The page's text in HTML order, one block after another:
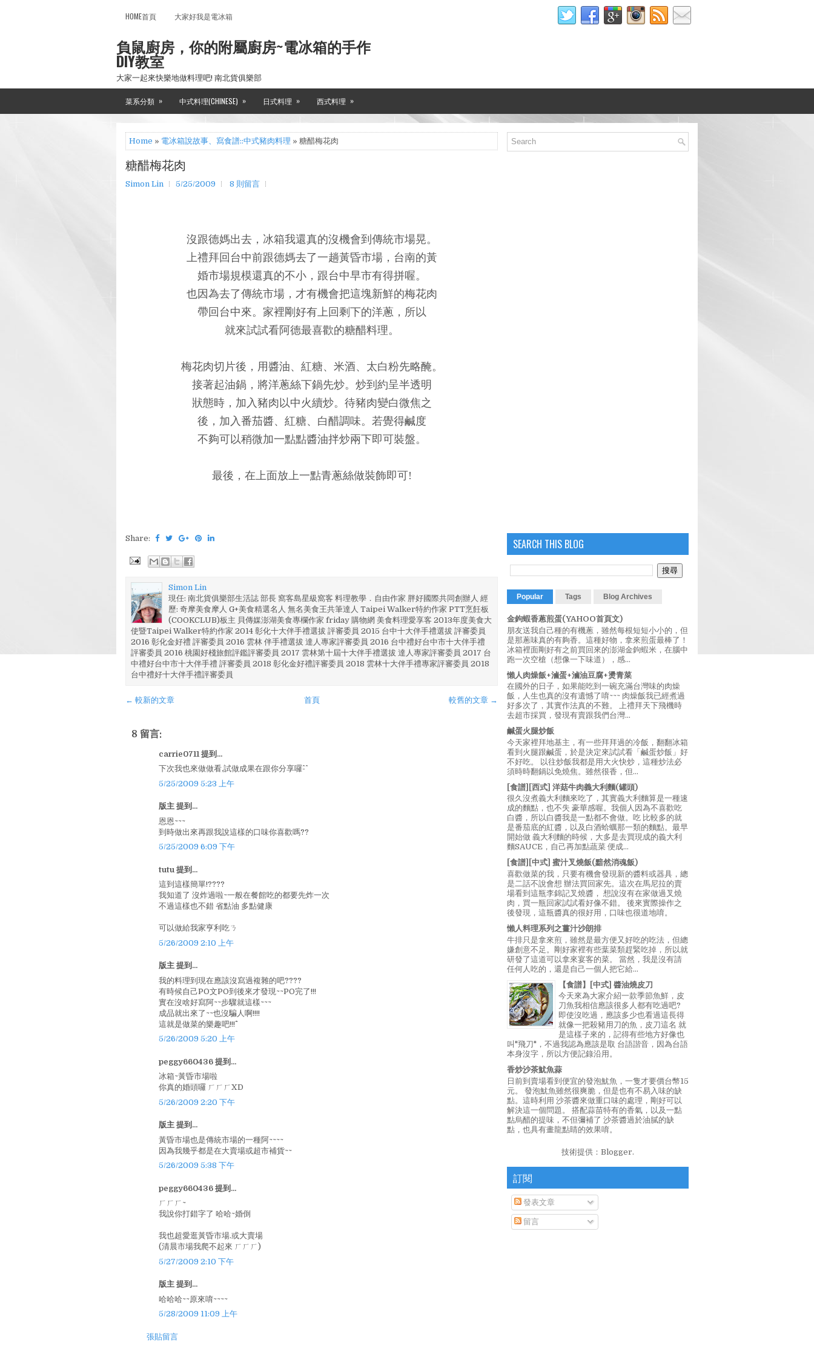
HOME首頁 大家好我是電冰箱
負鼠廚房，你的附屬廚房~電冰箱的手作
DIY教室
大家一起來快樂地做料理吧! 南北貨俱樂部
菜系分類 » 中式料理(CHINESE) » 日式料理 » 西式料理 »
Home » 電冰箱說故事、寫食譜::中式豬肉料理 » 糖醋梅花肉
糖醋梅花肉
Simon Lin 5/25/2009 8 則留言
沒跟德媽出去，冰箱我還真的沒機會到傳統市場晃。
上禮拜回台中前跟德媽去了一趟黃昏市場，台南的黃
婚市場規模還真的不小，跟台中早市有得拼喔。
也因為去了傳統市場，才有機會把這塊新鮮的梅花肉
帶回台中來。家裡剛好有上回剩下的洋蔥，所以
就來試試看阿德最喜歡的糖醋料理。
梅花肉切片後，用醬油、紅糖、米酒、太白粉先略醃。
接著起油鍋，將洋蔥絲下鍋先炒。炒到約呈半透明
狀態時，加入豬肉以中火續炒。待豬肉變白微焦之
後，加入番茄醬、紅糖、白醋調味。若覺得鹹度
不夠可以稍微加一點點醬油拌炒兩下即可裝盤。
最後，在上面放上一點青蔥絲做裝飾即可!
Share:
Simon Lin
現任: 南北貨俱樂部生活誌 部長 窩客島星級窩客 料理教學．自由作家 胖好國際共同創辦人 經
歷: 奇摩美食摩人 G+美食精選名人 無名美食王共筆達人 Taipei Walker特約作家 PTT烹飪板
(COOKCLUB)板主 貝傳媒澎湖美食專欄作家 friday 購物網 美食料理愛享客 2013年度美食大
使暨Taipei Walker特約作家 2014 彰化十大伴手禮選拔 評審委員 2015 台中十大伴手禮選拔 評審委員
2016 彰化金好禮 評審委員 2016 雲林 伴手禮選拔 達人專家評審委員 2016 台中禮好台中市十大伴手禮
評審委員 2016 桃園好棧旅館評鑑評審委員 2017 雲林第十屆十大伴手禮選拔 達人專家評審委員 2017 台
中禮好台中市十大伴手禮 評審委員 2018 彰化金好禮評審委員 2018 雲林十大伴手禮專家評審委員 2018
台中禮好十大伴手禮評審委員
← 較新的文章 較舊的文章 →
首頁
8 留言:
carrie0711 提到...
下次我也來做做看,試做成果在跟你分享囉^-^
5/25/2009 5:23 上午
版主 提到...
恩恩~~~
到時做出來再跟我說這樣的口味你喜歡嗎??
5/25/2009 6:09 下午
tutu 提到...
這到這樣簡單!????
我知道了 沒炸過啦~一般在餐館吃的都要先炸一次
不過這樣也不錯 省點油 多點健康
可以做給我家亨利吃ㄋ
5/26/2009 2:10 上午
版主 提到...
我的料理到現在應該沒寫過複雜的吧????
有時候自己PO文PO到後來才發現~~PO完了!!!
實在沒啥好寫阿~~步驟就這樣~~~
成品就出來了~~也沒騙人啊!!!!
這就是做菜的樂趣吧!!!^^
5/26/2009 5:20 上午
peggy660436 提到...
冰箱~黃昏市場啦
你真的婚頭囉 ㄏㄏㄏXD
5/26/2009 2:20 下午
版主 提到...
黃昏市場也是傳統市場的一種阿~~~~
因為我幾乎都是在大賣場或超市補貨~~
5/26/2009 5:38 下午
peggy660436 提到...
ㄏㄏㄏ~
我說你打錯字了 哈哈~婚倒
我也超愛逛黃昏市場.或大賣場
(清晨市場我爬不起來 ㄏㄏㄏ)
5/27/2009 2:10 下午
版主 提到...
哈哈哈~~原來唷~~~~
5/28/2009 11:09 上午
張貼留言
SEARCH THIS BLOG
Popular Tags Blog Archives
金鉤蝦香蔥煎蛋(YAHOO首頁文)
朋友送我自己種的有機蔥，雖然每根短短小小的，但
是那蔥味真的有夠香。這種好物，拿來煎蛋最棒了！
冰箱裡面剛好有之前買回來的澎湖金鉤蝦米，在腦中
跑一次空槍（想像一下味道），感...
懶人肉燥飯+滷蛋+滷油豆腐+燙青菜
在國外的日子，如果能吃到一碗充滿台灣味的肉燥
飯，人生也真的沒有遺憾了唷~~~ 肉燥飯我已經煮過
好多次了，其實作法真的不難。 上禮拜天下飛機時
去超市採買，發現有賣跟我們台灣...
鹹蛋火腿炒飯
今天家裡拜地基主，有一些拜拜過的冷飯，翻翻冰箱
看到火腿跟鹹蛋，於是決定來試試看「鹹蛋炒飯」好
不好吃。 以往炒飯我都是用大火快炒，這種炒法必
須時時翻鍋以免燒焦。雖然很香，但...
[食譜][西式] 洋菇牛肉義大利麵(罐頭)
很久沒煮義大利麵來吃了，其實義大利麵算是一種速
成的麵點，也不失 豪華感喔。我個人因為不喜歡吃
白醬，所以白醬我是一點都不會做。吃 比較多的就
是番茄底的紅醬，以及白酒蛤蠣那一類的麵點。最早
開始做 義大利麵的時候，大多是去買現成的義大利
麵SAUCE，自己再加點蔬菜 便成...
[食譜][中式] 蜜汁叉燒飯(黯然消魂飯)
喜歡做菜的我，只要有機會發現新的醬料或器具，總
是二話不說會想 辦法買回家先。這次在馬尼拉的賣
場看到這瓶李錦記叉燒醬， 想說沒有在家做過叉燒
肉，買一瓶回家試試看好像不錯。 後來實際操作之
後發現，這瓶醬真的很好用，口味也很道地唷。
懶人料理系列之薑汁沙朗排
牛排只是拿來煎，雖然是最方便又好吃的吃法，但總
嫌創意不足。剛好家裡有些葉菜類趕緊吃掉，所以就
研發了這道可以拿來宴客的菜。 當然，我是沒有請
任何人吃的，還是自己一個人把它給...
【食譜】[中式] 醬油燒皮刀
今天來為大家介紹一款季節魚鮮，皮
刀魚我相信應該很多人都有吃過吧?
即使沒吃過，應該多少也看過這長得
就像一把殺豬用刀的魚，皮刀這名 就
是這樣子來的，記得有些地方好像也
叫"飛刀"，不過我認為應該是取 台語諧音，因為台語
本身沒字，所以方便記錄沿用。
香炒沙茶魷魚蒜
日前到賣場看到便宜的發泡魷魚，一隻才要價台幣15
元。 發泡魷魚雖然很爽脆，但是也有不易入味的缺
點。這時利用 沙茶醬來做重口味的處理，剛好可以
解決這一個問題。 搭配蒜苗特有的香氣，以及一點
點烏醋的提味，不但彌補了 沙茶醬過於油膩的缺
點，也具有畫龍點睛的效果唷。
技術提供： Blogger.
訂閱
發表文章
留言